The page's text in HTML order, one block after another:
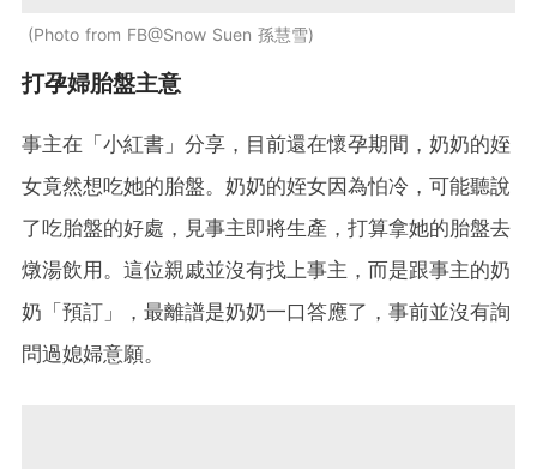
Photo from FB@Snow Suen 孫慧雪
打孕婦胎盤主意
事主在「小紅書」分享，目前還在懷孕期間，奶奶的姪
女竟然想吃她的胎盤。奶奶的姪女因為怕冷，可能聽說
了吃胎盤的好處，見事主即將生產，打算拿她的胎盤去
燉湯飲用。這位親戚並沒有找上事主，而是跟事主的奶
奶「預訂」，最離譜是奶奶一口答應了，事前並沒有詢
問過媳婦意願。